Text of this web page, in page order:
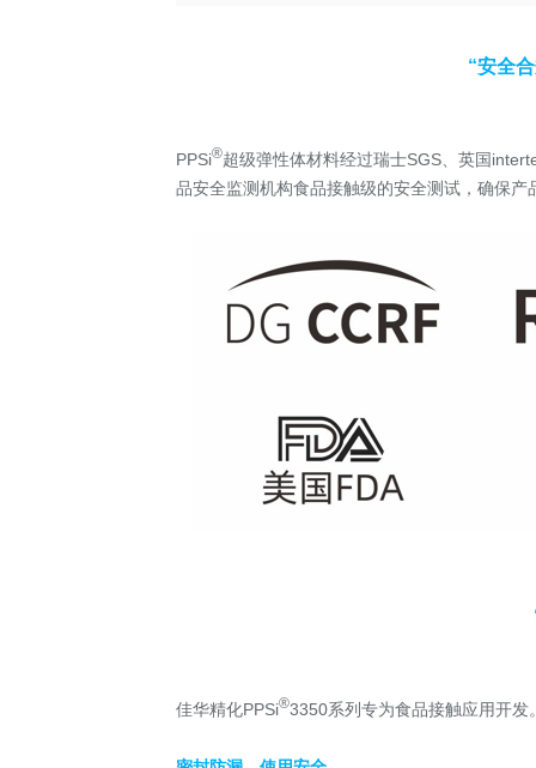
“安全
PPSi®超级弹性体材料经过瑞士SGS、英国
品安全监测机构食品接触级的安全测试，确保
佳华精化PPSi®3350系列专为食品接触应用开发